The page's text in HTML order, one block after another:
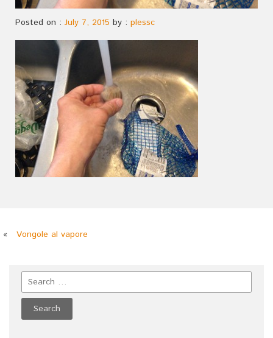
Posted on : July 7, 2015 by : plessc
« Vongole al vapore